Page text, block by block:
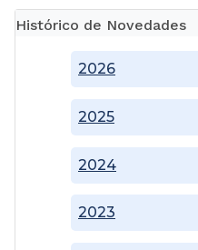
Histórico de Novedades
2023
2024
2025
2026